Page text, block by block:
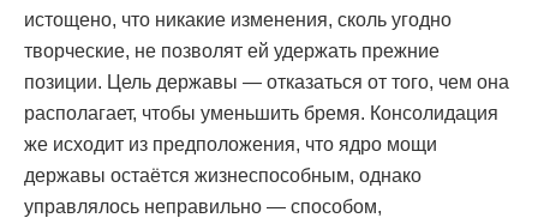
истощено, что никакие изменения, сколь угодно
творческие, не позволят ей удержать прежние
позиции. Цель державы — отказаться от того, чем она
располагает, чтобы уменьшить бремя. Консолидация
же исходит из предположения, что ядро мощи
державы остаётся жизнеспособным, однако
управлялось неправильно — способом,